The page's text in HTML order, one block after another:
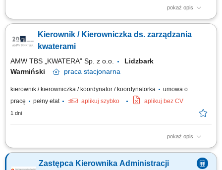
pokaż opis
Opis stanowiska Zarządzanie sprawami administracyjnymi związanymi z
prowadzenie wymaganej dokumentacji. Nadzór nad realizacją usług
wykonywanych przez firmy zewnętrzne. Monitorowanie stanu
Kierownik / Kierowniczka ds. zarządzania
kwaterami
AMW TBS „KWATERA” Sp. z o.o.
Lidzbark
Warmiński
praca stacjonarna
kierownik / kierowniczka / koordynator / koordynatorka
umowa o
pracę
pełny etat aplikuj szybko aplikuj bez CV
1 dni
pokaż opis
Opis stanowiska Zarządzanie sprawami administracyjnymi związanymi z
prowadzenie wymaganej dokumentacji. Nadzór nad realizacją usług
Zastępca Kierownika Administracji